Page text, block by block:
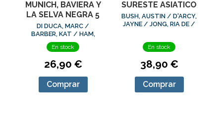
MUNICH, BAVIERA Y
LA SELVA NEGRA 5
DI DUCA, MARC /
BARBER, KAT / HAM,
ANTHONY / WALKER,
KERRY
En stock
26,90 €
Comprar
SURESTE ASIATICO
BUSH, AUSTIN / D'ARCY,
JAYNE / JONG, RIA DE /
FERRARESE, MARCO /
En stock
38,90 €
Comprar